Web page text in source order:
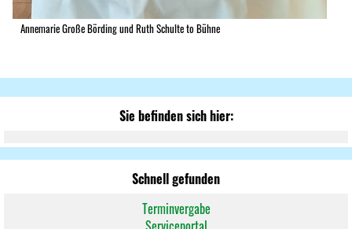
Annemarie Große Börding und Ruth Schulte to Bühne
Sie befinden sich hier:
Schnell gefunden
Terminvergabe